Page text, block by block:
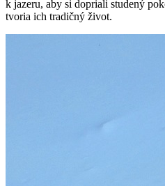
k jazeru, aby si dopriali studený
tvoria ich tradičný život.